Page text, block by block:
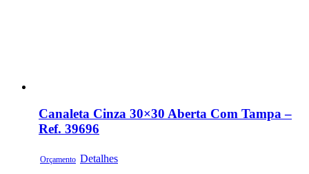
Canaleta Cinza 30×30 Aberta Com Tampa –
Ref. 39696
Orçamento Detalhes